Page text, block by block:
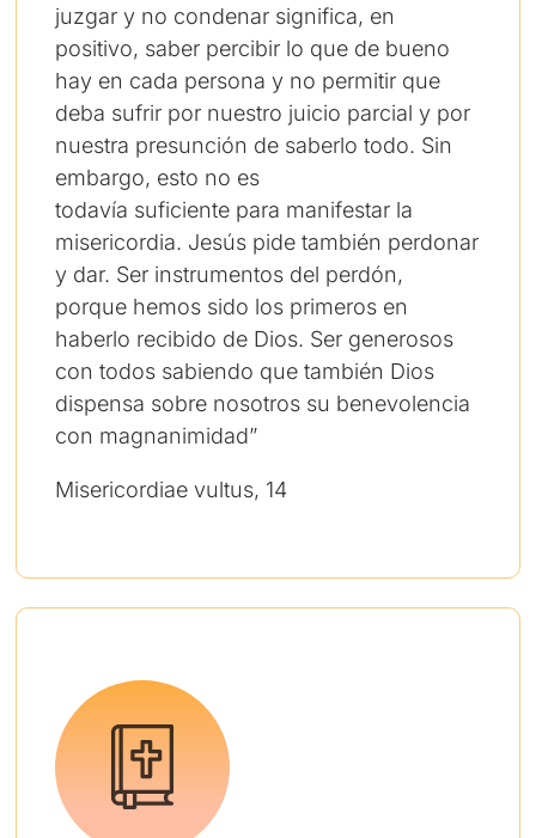
juzgar y no condenar significa, en
positivo, saber percibir lo que de bueno
hay en cada persona y no permitir que
deba sufrir por nuestro juicio parcial y por
nuestra presunción de saberlo todo. Sin
embargo, esto no es
todavía suficiente para manifestar la
misericordia. Jesús pide también perdonar
y dar. Ser instrumentos del perdón,
porque hemos sido los primeros en
haberlo recibido de Dios. Ser generosos
con todos sabiendo que también Dios
dispensa sobre nosotros su benevolencia
con magnanimidad”
Misericordiae vultus, 14